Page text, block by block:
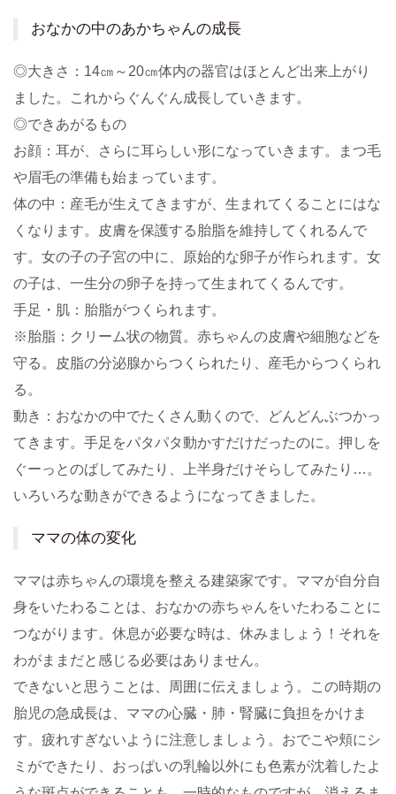
おなかの中のあかちゃんの成長
◎大きさ：14㎝～20㎝体内の器官はほとんど出来上がり
ました。これからぐんぐん成長していきます。
◎できあがるもの
お顔：耳が、さらに耳らしい形になっていきます。まつ毛
や眉毛の準備も始まっています。
体の中：産毛が生えてきますが、生まれてくることにはな
くなります。皮膚を保護する胎脂を維持してくれるんで
す。女の子の子宮の中に、原始的な卵子が作られます。女
の子は、一生分の卵子を持って生まれてくるんです。
手足・肌：胎脂がつくられます。
※胎脂：クリーム状の物質。赤ちゃんの皮膚や細胞などを
守る。皮脂の分泌腺からつくられたり、産毛からつくられ
る。
動き：おなかの中でたくさん動くので、どんどんぶつかっ
てきます。手足をパタパタ動かすだけだったのに。押しを
ぐーっとのばしてみたり、上半身だけそらしてみたり…。
いろいろな動きができるようになってきました。
ママの体の変化
ママは赤ちゃんの環境を整える建築家です。ママが自分自
身をいたわることは、おなかの赤ちゃんをいたわることに
つながります。休息が必要な時は、休みましょう！それを
わがままだと感じる必要はありません。
できないと思うことは、周囲に伝えましょう。この時期の
胎児の急成長は、ママの心臓・肺・腎臓に負担をかけま
す。疲れすぎないように注意しましょう。おでこや頬にシ
ミができたり、おっぱいの乳輪以外にも色素が沈着したよ